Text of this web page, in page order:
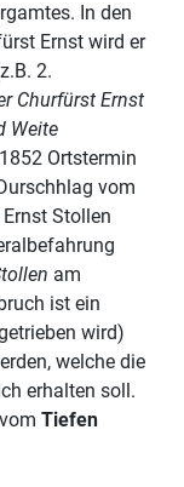
In den
Ernst wird er
2.
Churfürst Ernst
Weite
Ortstermin
vom
Stollen
am
ist ein
wird)
welche die
erhalten soll.
Tiefen